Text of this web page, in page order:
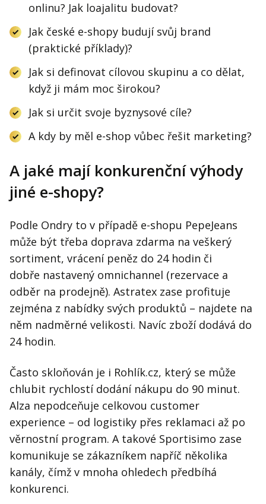
onlinu? Jak loajalitu budovat?
Jak české e-shopy budují svůj brand
(praktické příklady)?
Jak si definovat cílovou skupinu a co dělat,
když ji mám moc širokou?
Jak si určit svoje byznysové cíle?
A kdy by měl e-shop vůbec řešit marketing?
A jaké mají konkurenční výhody
jiné e-shopy?
Podle Ondry to v případě e-shopu PepeJeans
může být třeba doprava zdarma na veškerý
sortiment, vrácení peněz do 24 hodin či
dobře nastavený omnichannel (rezervace a
odběr na prodejně). Astratex zase profituje
zejména z nabídky svých produktů – najdete na
něm nadměrné velikosti. Navíc zboží dodává do
24 hodin.
Často skloňován je i Rohlík.cz, který se může
chlubit rychlostí dodání nákupu do 90 minut.
Alza nepodceňuje celkovou customer
experience – od logistiky přes reklamaci až po
věrnostní program. A takové Sportisimo zase
komunikuje se zákazníkem napříč několika
kanály, čímž v mnoha ohledech předbíhá
konkurenci.